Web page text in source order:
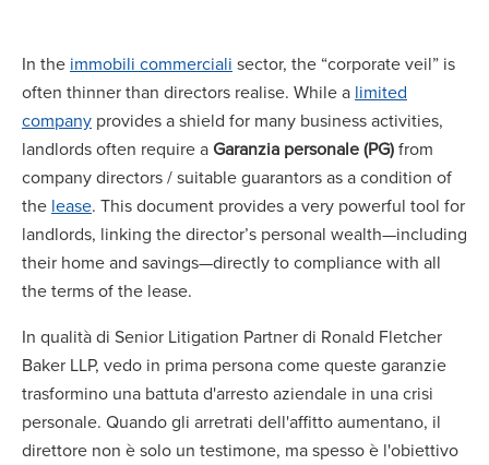
In the immobili commerciali sector, the “corporate veil” is
often thinner than directors realise. While a limited
company provides a shield for many business activities,
landlords often require a Garanzia personale (PG)from
company directors / suitable guarantors as a condition of
the lease. This document provides a very powerful tool for
landlords, linking the director’s personal wealth—including
their home and savings—directly to compliance with all
the terms of the lease.
In qualità di Senior Litigation Partner di Ronald Fletcher
Baker LLP, vedo in prima persona come queste garanzie
trasformino una battuta d'arresto aziendale in una crisi
personale. Quando gli arretrati dell'affitto aumentano, il
direttore non è solo un testimone, ma spesso è l'obiettivo